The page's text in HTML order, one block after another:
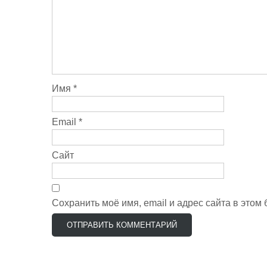
Имя *
Email *
Сайт
Сохранить моё имя, email и адрес сайта в